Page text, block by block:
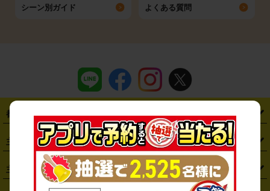
シーン別ガイド よくある質問
都道府県から探す
・ 北海道 ・青森県 ・岩手県 ・宮城県 ・秋田県 ・山形県
・東京都 ・神奈川県 ・埼玉県 ・千葉県 ・茨城県
・ 栃木県 ・群馬県 ・山梨県 ・愛知県 ・静岡県 ・岐阜県
主要駅から探す
・ 札幌駅 ・仙台駅 ・新宿駅 ・池袋駅 ・渋谷駅 ・東京駅
・川崎駅 ・大宮駅 ・西船橋駅 ・柏駅 ・名古屋駅
主要空港から探す